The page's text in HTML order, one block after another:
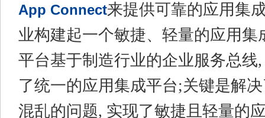
App Connect来提供可靠的应用集
业构建起一个敏捷、轻量的应用集
平台基于制造行业的企业服务总线
了统一的应用集成平台;关键是解
混乱的问题, 实现了敏捷且轻量的